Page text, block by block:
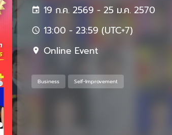
19 ก.ค. 2569 - 25 ม.ค. 2570
13:00 - 23:59 (UTC+7)
Online Event
Business Self-Improvement